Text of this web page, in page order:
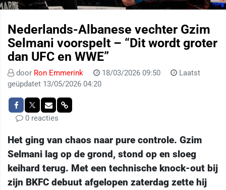
Nederlands-Albanese vechter Gzim
Selmani voorspelt – “Dit wordt groter
dan UFC en WWE”
door Ron Emmerink 18/03/2026 09:50
Laatst
geüpdatet 13/05/2026 04:20
0 reacties
Het ging van chaos naar pure controle. Gzim
Selmani lag op de grond, stond op en sloeg
keihard terug. Met een technische knock-out bij
zijn BKFC debuut afgelopen zaterdag zette hij